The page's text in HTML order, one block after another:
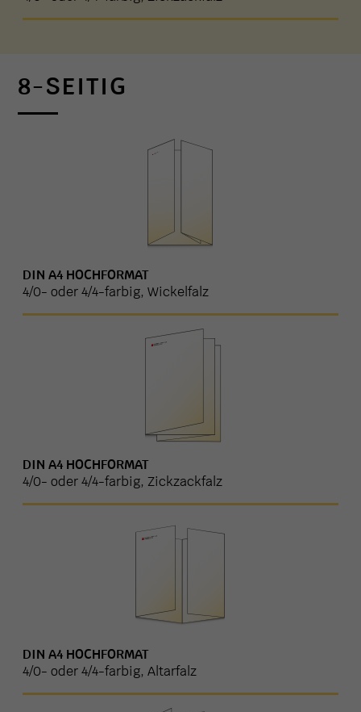
8-SEITIG
DIN A4 HOCHFORMAT
4/0- oder 4/4-farbig, Wickelfalz
DIN A4 HOCHFORMAT
4/0- oder 4/4-farbig, Zickzackfalz
DIN A4 HOCHFORMAT
4/0- oder 4/4-farbig, Altarfalz